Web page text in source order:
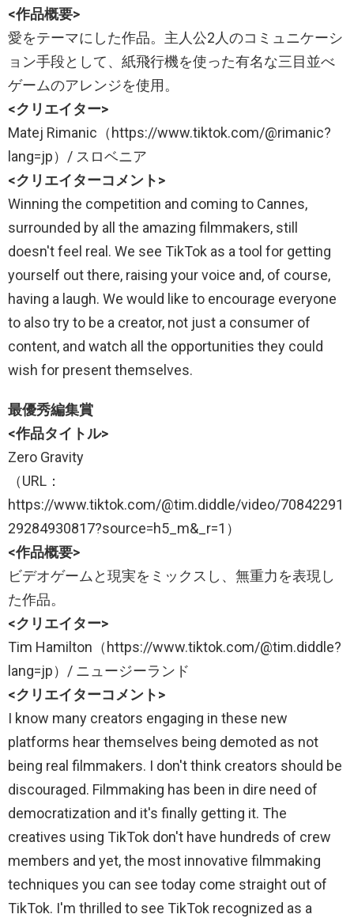
<作品概要>
愛をテーマにした作品。主人公2人のコミュニケーシ
ョン手段として、紙飛行機を使った有名な三目並べ
ゲームのアレンジを使用。
<クリエイター>
Matej Rimanic（https://www.tiktok.com/@rimanic?
lang=jp）/ スロベニア
<クリエイターコメント>
Winning the competition and coming to Cannes,
surrounded by all the amazing filmmakers, still
doesn't feel real. We see TikTok as a tool for getting
yourself out there, raising your voice and, of course,
having a laugh. We would like to encourage everyone
to also try to be a creator, not just a consumer of
content, and watch all the opportunities they could
wish for present themselves.
最優秀編集賞
<作品タイトル>
Zero Gravity
（URL：
https://www.tiktok.com/@tim.diddle/video/70842291
29284930817?source=h5_m&_r=1）
<作品概要>
ビデオゲームと現実をミックスし、無重力を表現し
た作品。
<クリエイター>
Tim Hamilton（https://www.tiktok.com/@tim.diddle?
lang=jp）/ ニュージーランド
<クリエイターコメント>
I know many creators engaging in these new
platforms hear themselves being demoted as not
being real filmmakers. I don't think creators should be
discouraged. Filmmaking has been in dire need of
democratization and it's finally getting it. The
creatives using TikTok don't have hundreds of crew
members and yet, the most innovative filmmaking
techniques you can see today come straight out of
TikTok. I'm thrilled to see TikTok recognized as a